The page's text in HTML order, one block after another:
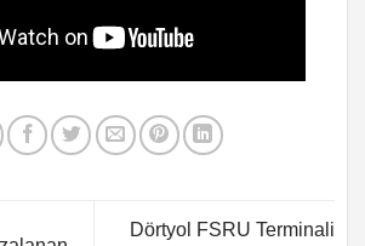
Dörtyol FSRU Terminali